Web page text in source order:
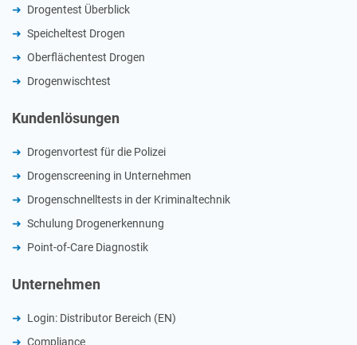
Drogentest Überblick
Speicheltest Drogen
Oberflächentest Drogen
Drogenwischtest
Kundenlösungen
Drogenvortest für die Polizei
Drogenscreening in Unternehmen
Drogenschnelltests in der Kriminaltechnik
Schulung Drogenerkennung
Point-of-Care Diagnostik
Unternehmen
Login: Distributor Bereich (EN)
Compliance